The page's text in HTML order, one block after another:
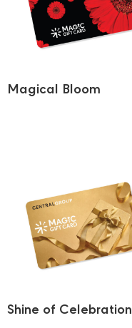
Magical Bloom
Shine of Celebration